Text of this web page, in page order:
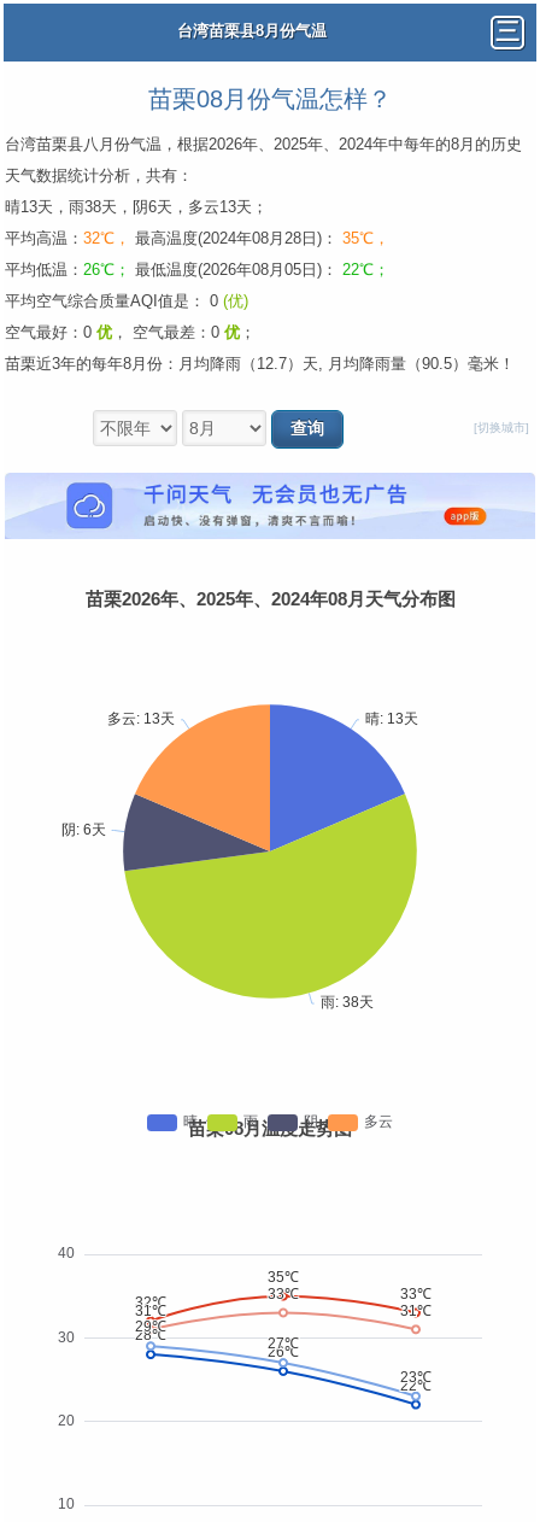
台湾苗栗县8月份气温
苗栗08月份气温怎样？
台湾苗栗县八月份气温，根据2026年、2025年、2024年中每年的8月的历史
天气数据统计分析，共有：
晴13天，雨38天，阴6天，多云13天；
平均高温： 32℃， 最高温度(2024年08月28日)： 35℃，
平均低温： 26℃； 最低温度(2026年08月05日)： 22℃；
平均空气综合质量AQI值是： 0 (优)
空气最好：0 优 ， 空气最差：0 优 ；
苗栗近3年的每年8月份：月均降雨（12.7）天, 月均降雨量（90.5）毫米！
[切换城市]
苗栗2026年、2025年、2024年08月天气分布图
苗栗08月温度走势图